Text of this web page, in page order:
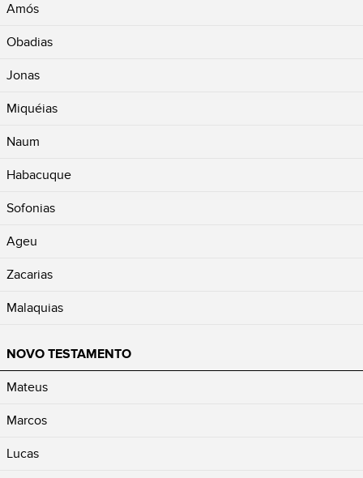
Amós
Obadias
Jonas
Miquéias
Naum
Habacuque
Sofonias
Ageu
Zacarias
Malaquias
NOVO TESTAMENTO
Mateus
Marcos
Lucas